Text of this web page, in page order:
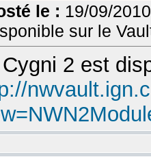
le : 19/09/
sur le
2 est